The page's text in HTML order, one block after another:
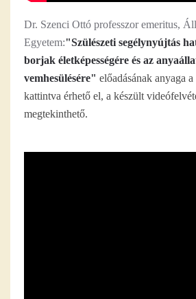
Dr. Szenci Ottó professzor emeritus,
Egyetem:"Szülészeti segélynyújtás
borjak életképességére és az
vemhesülésére" előadásának anyaga
kattintva érhető el, a készült
megtekinthető.